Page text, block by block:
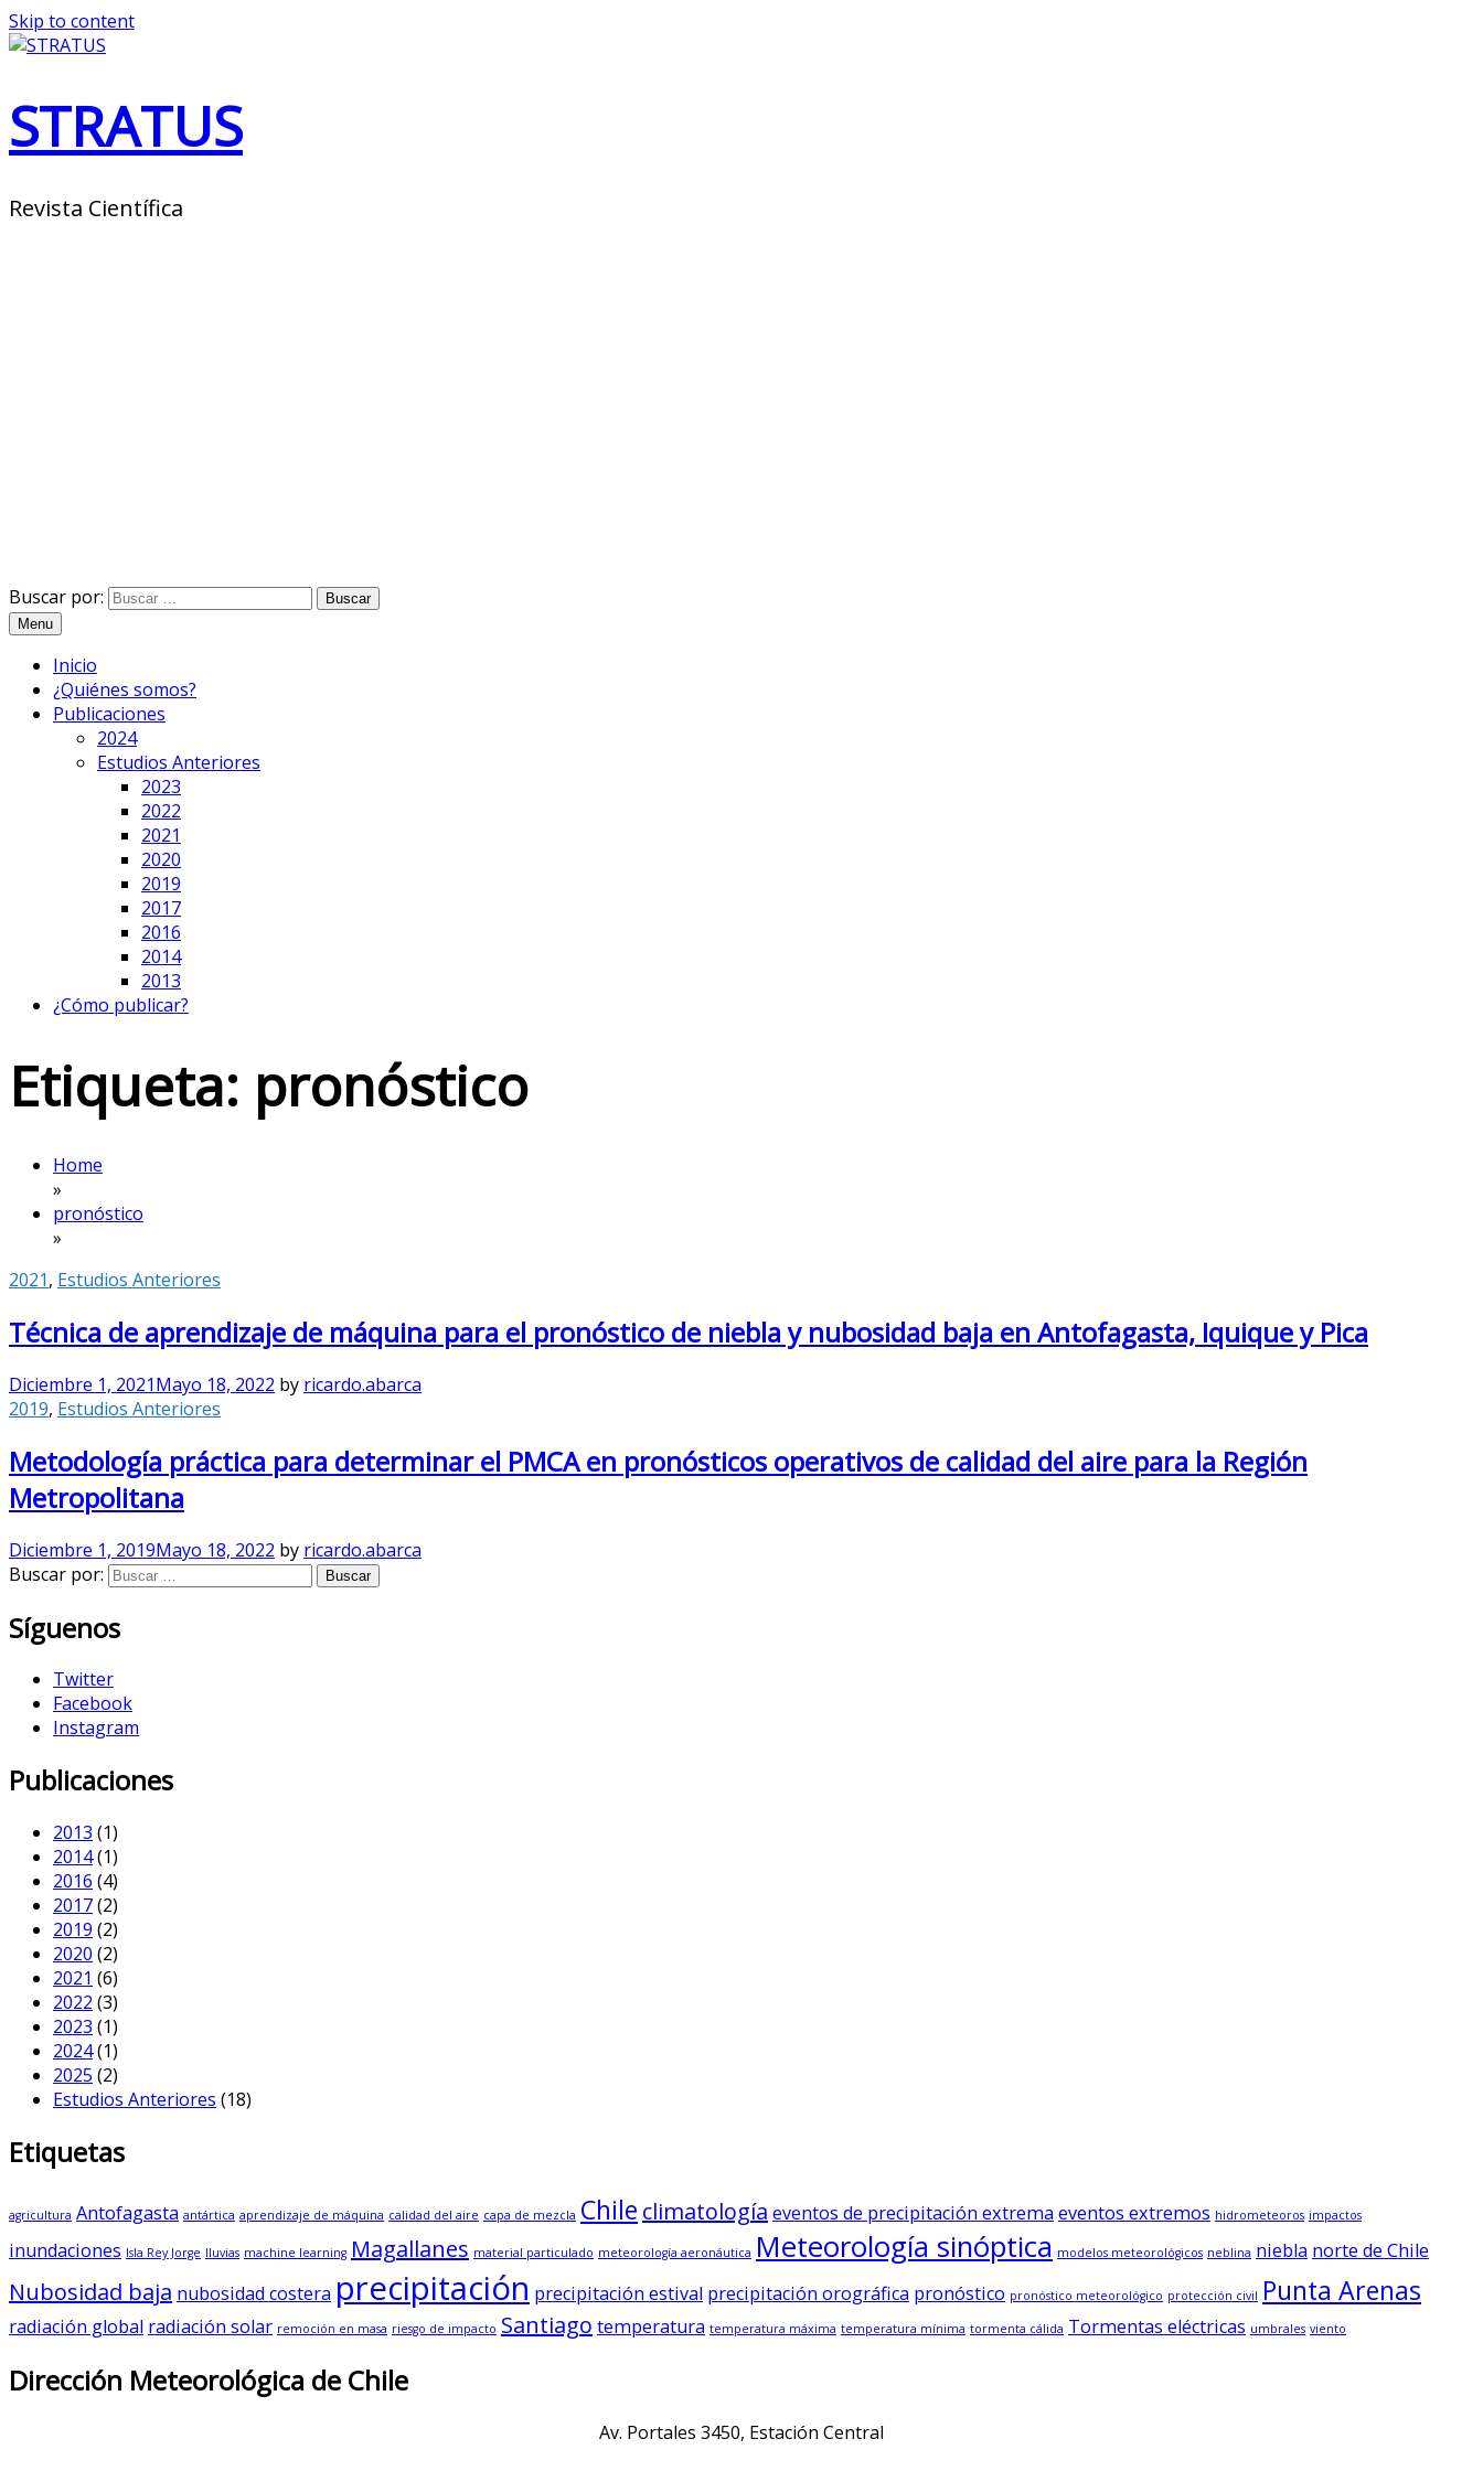
Skip to content
STRATUS
Revista Científica
Buscar por:
Menu
Inicio
¿Quiénes somos?
Publicaciones
2024
Estudios Anteriores
2023
2022
2021
2020
2019
2017
2016
2014
2013
¿Cómo publicar?
Etiqueta: pronóstico
Home
»
pronóstico
»
2021, Estudios Anteriores
Técnica de aprendizaje de máquina para el pronóstico de niebla y nubosidad baja en Antofagasta, Iquique y Pica
Diciembre 1, 2021Mayo 18, 2022 by ricardo.abarca
2019, Estudios Anteriores
Metodología práctica para determinar el PMCA en pronósticos operativos de calidad del aire para la Región
Metropolitana
Diciembre 1, 2019Mayo 18, 2022 by ricardo.abarca
Buscar por:
Síguenos
Twitter
Facebook
Instagram
Publicaciones
2013 (1)
2014(1)
2016 (4)
2017(2)
2019 (2)
2020 (2)
2021 (6)
2022 (3)
2023 (1)
2024(1)
2025 (2)
Estudios Anteriores (18)
Etiquetas
agricultura Antofagasta antártica aprendizaje de máquina calidad del aire capa de mezcla Chile climatología eventos de precipitación extrema eventos extremos hidrometeoros impactos
inundaciones Isla Rey Jorge lluvias machine learning Magallanes material particulado meteorología aeronáutica Meteorología sinóptica modelos meteorológicos neblina niebla norte de Chile
Nubosidad baja nubosidad costera precipitación precipitación estival precipitación orográfica pronóstico pronóstico meteorológico protección civil Punta Arenas
radiación global radiación solar remoción en masa riesgo de impacto Santiago temperatura temperatura máxima temperatura mínima tormenta cálida Tormentas eléctricas umbrales viento
Dirección Meteorológica de Chile
Av. Portales 3450, Estación Central